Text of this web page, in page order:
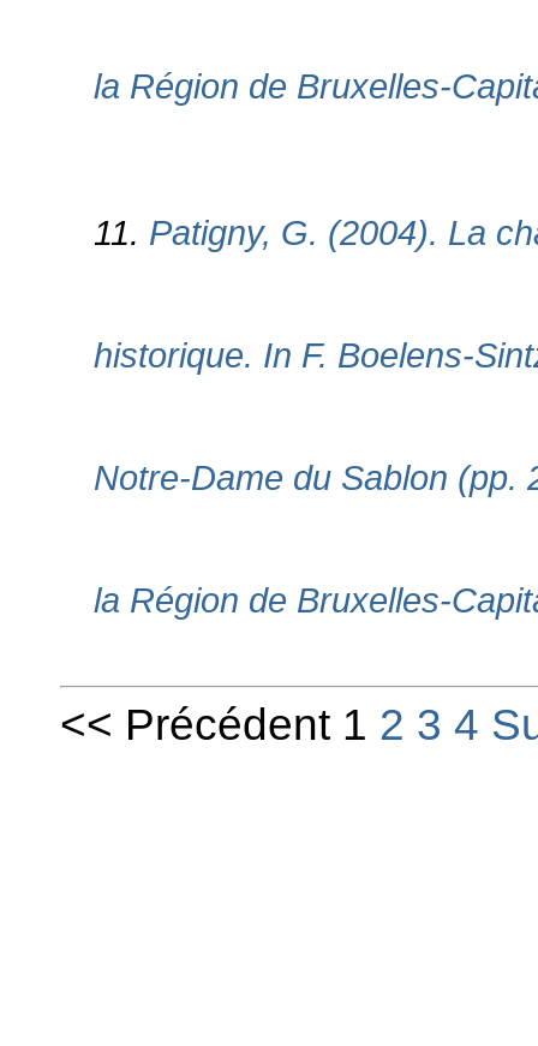
la Région de Bruxelles-
11. Patigny, G. (2004). La
historique. In F. Boelens-
Notre-Dame du Sablon (pp.
la Région de Bruxelles-
<< Précédent 1 2 3 4